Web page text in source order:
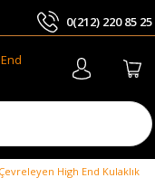
0(212) 220 85 25
High End Kulaklık